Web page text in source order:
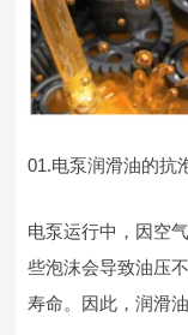
01.电泵润滑油的抗
电泵运行中，因空
些泡沫会导致油压
寿命。因此，润滑